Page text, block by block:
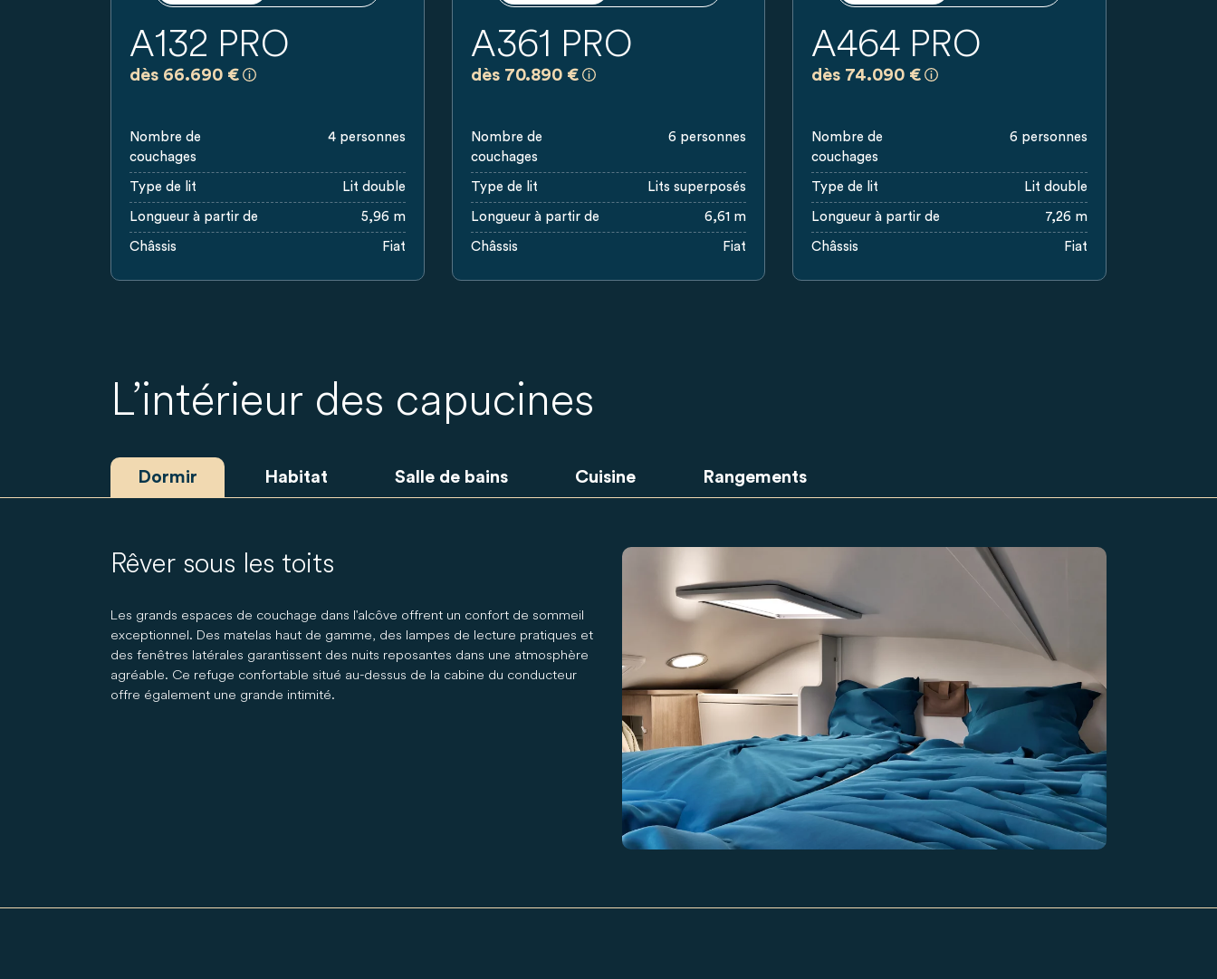
A132 PRO
dès 66.690 € Prix recommandés, sans engagement, basés sur les tarifs valables pour la Belgique. Les prix dans d'autres pays peuvent différer en raison de la devise,
Nombre de
couchages
4 personnes
Type de lit Lit double
Longueur à partir de 5,96 m
Châssis Fiat
A361 PRO
dès 70.890 € Prix recommandés, sans engagement, basés sur les tarifs valables pour la Belgique. Les prix
Nombre de
couchages
6 personnes
Type de lit Lits superposés
Longueur à partir de 6,61 m
Châssis Fiat
A464 PRO
dès 74.090 €
Nombre de
couchages
6 personnes
Type de lit Lit double
Longueur à partir de 7,26 m
Châssis Fiat
L’intérieur des capucines
Dormir Habitat Salle de bains Cuisine Rangements
Rêver sous les toits
Les grands espaces de couchage dans l'alcôve offrent un confort de sommeil
exceptionnel. Des matelas haut de gamme, des lampes de lecture pratiques et
des fenêtres latérales garantissent des nuits reposantes dans une atmosphère
agréable. Ce refuge confortable situé au-dessus de la cabine du conducteur
offre également une grande intimité.